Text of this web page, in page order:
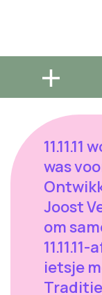
was
Joost
om
ietsje